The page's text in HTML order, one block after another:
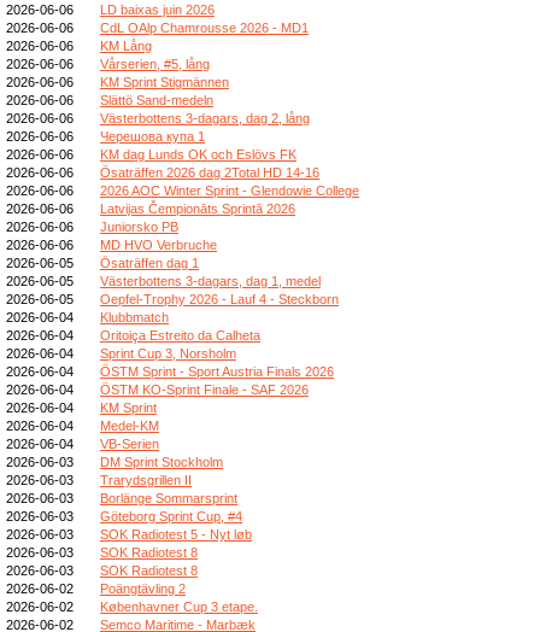
2026-06-06
LD baixas juin 2026
2026-06-06
CdL OAlp Chamrousse 2026 - MD1
2026-06-06
KM Lång
2026-06-06
Vårserien, #5, lång
2026-06-06
KM Sprint Stigmännen
2026-06-06
Slättö Sand-medeln
2026-06-06
Västerbottens 3-dagars, dag 2, lång
2026-06-06
Черешова купа 1
2026-06-06
KM dag Lunds OK och Eslövs FK
2026-06-06
Ösaträffen 2026 dag 2Total HD 14-16
2026-06-06
2026 AOC Winter Sprint - Glendowie College
2026-06-06
Latvijas Čempionāts Sprintā 2026
2026-06-06
Juniorsko PB
2026-06-06
MD HVO Verbruche
2026-06-05
Ösaträffen dag 1
2026-06-05
Västerbottens 3-dagars, dag 1, medel
2026-06-05
Oepfel-Trophy 2026 - Lauf 4 - Steckborn
2026-06-04
Klubbmatch
2026-06-04
Oritoiça Estreito da Calheta
2026-06-04
Sprint Cup 3, Norsholm
2026-06-04
ÖSTM Sprint - Sport Austria Finals 2026
2026-06-04
ÖSTM KO-Sprint Finale - SAF 2026
2026-06-04
KM Sprint
2026-06-04
Medel-KM
2026-06-04
VB-Serien
2026-06-03
DM Sprint Stockholm
2026-06-03
Trarydsgrillen II
2026-06-03
Borlänge Sommarsprint
2026-06-03
Göteborg Sprint Cup, #4
2026-06-03
SOK Radiotest 5 - Nyt løb
2026-06-03
SOK Radiotest 8
2026-06-03
SOK Radiotest 8
2026-06-02
Poängtävling 2
2026-06-02
Københavner Cup 3 etape.
2026-06-02
Semco Maritime - Marbæk